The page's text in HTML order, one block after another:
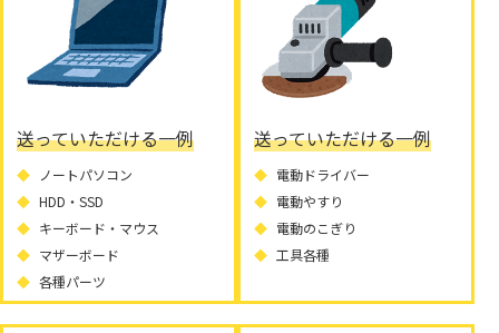
送っていただける一例
ノートパソコン
HDD・SSD
キーボード・マウス
マザーボード
各種パーツ
送っていただける一例
電動ドライバー
電動やすり
電動のこぎり
工具各種